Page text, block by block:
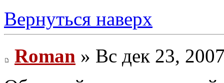
Вернуться наверх
Roman » Вс дек 23,